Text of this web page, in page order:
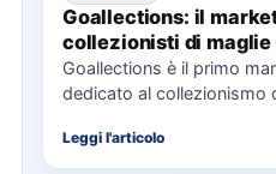
Goallections: il
collezionisti di maglie
Goallections è il primo
dedicato al collezionismo
Leggi l'articolo